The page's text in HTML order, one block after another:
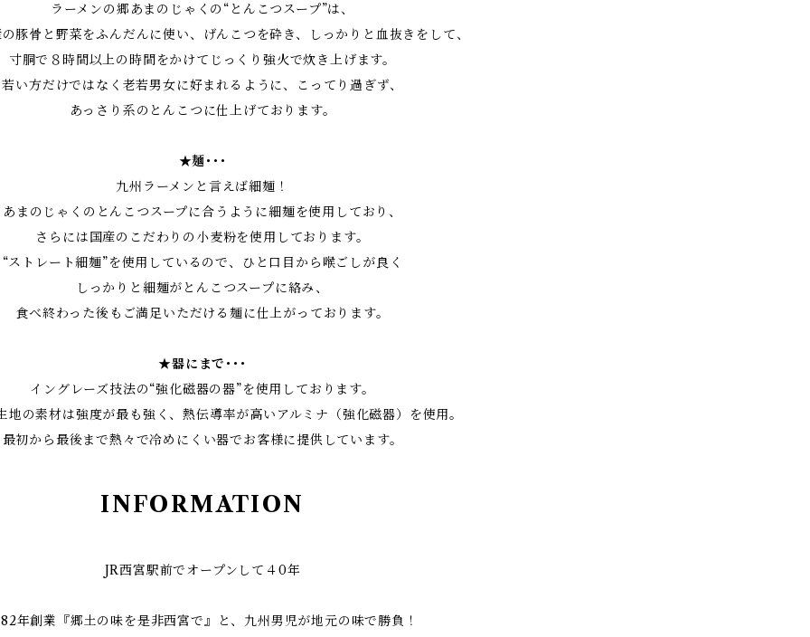
ラーメンの郷あまのじゃくの“とんこつスープ”は、
豚骨と野菜をふんだんに使い、げんこつを砕き、しっかりと血抜きをして、
寸胴で８時間以上の時間をかけてじっくり強火で炊き上げます。
若い方だけではなく老若男女に好まれるように、こってり過ぎず、
あっさり系のとんこつに仕上げております。
★麺･･･
九州ラーメンと言えば細麺！
あまのじゃくのとんこつスープに合うように細麺を使用しており、
さらには国産のこだわりの小麦粉を使用しております。
“ストレート細麺”を使用しているので、ひと口目から喉ごしが良く
しっかりと細麺がとんこつスープに絡み、
食べ終わった後もご満足いただける麺に仕上がっております。
★器にまで･･･
イングレーズ技法の“強化磁器の器”を使用しております。
地の素材は強度が最も強く、熱伝導率が高いアルミナ（強化磁器）を使用。
最初から最後まで熱々で冷めにくい器でお客様に提供しています。
INFORMATION
JR西宮駅前でオープンして４0年
年創業『郷土の味を是非西宮で』と、九州男児が地元の味で勝負！